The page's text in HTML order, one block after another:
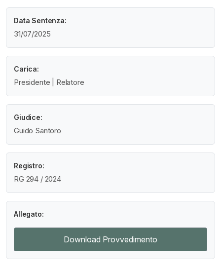
Data Sentenza:
31/07/2025
Carica:
Presidente | Relatore
Giudice:
Guido Santoro
Registro:
RG 294 / 2024
Allegato:
Download Provvedimento